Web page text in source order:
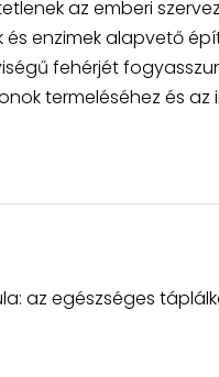
az emberi
enzimek alapvető
fehérjét
termeléséhez és az
az egészséges